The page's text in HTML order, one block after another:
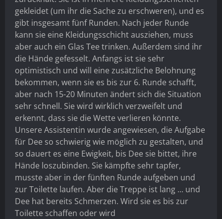
gekleidet (um ihr die Sache zu erschweren), und es
gibt insgesamt fünf Runden. Nach jeder Runde
kann sie eine Kleidungsschicht ausziehen, muss
aber auch ein Glas Tee trinken. Außerdem sind ihr
die Hände gefesselt. Anfangs ist sie sehr
optimistisch und will eine zusätzliche Belohnung
bekommen, wenn sie es bis zur 6. Runde schafft,
aber nach 15-20 Minuten ändert sich die Situation
sehr schnell. Sie wird wirklich verzweifelt und
erkennt, dass sie die Wette verlieren könnte.
Unsere Assistentin wurde angewiesen, die Aufgabe
für Dee so schwierig wie möglich zu gestalten, und
so dauert es eine Ewigkeit, bis Dee sie bittet, ihre
Hände loszubinden. Sie kämpfte sehr tapfer,
musste aber in der fünften Runde aufgeben und
zur Toilette laufen. Aber die Treppe ist lang ... und
Dee hat bereits Schmerzen. Wird sie es bis zur
Toilette schaffen oder wird